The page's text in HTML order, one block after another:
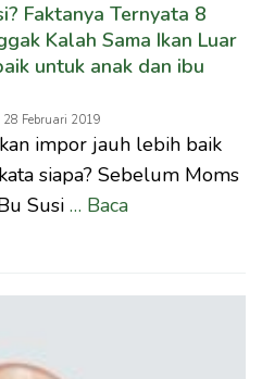
Faktanya Ternyata 8
Kalah Sama Ikan Luar
untuk anak dan ibu
28 Februari 2019
impor jauh lebih baik
siapa? Sebelum Moms
Susi … Baca